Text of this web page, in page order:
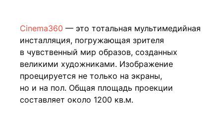
Cinema360 — это тотальная мультимедийная
инсталляция, погружающая зрителя
в чувственный мир образов, созданных
великими художниками. Изображение
проецируется не только на экраны,
но и на пол. Общая площадь проекции
составляет около 1200 кв.м.